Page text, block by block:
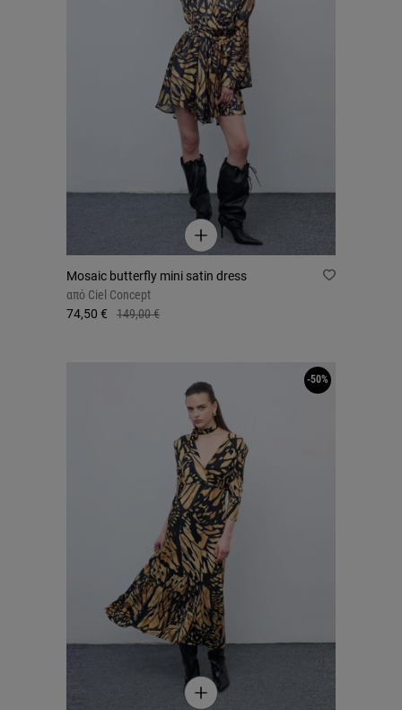
Mosaic butterfly mini satin dress
από Ciel Concept
74,50 €
149,00 €
-50%